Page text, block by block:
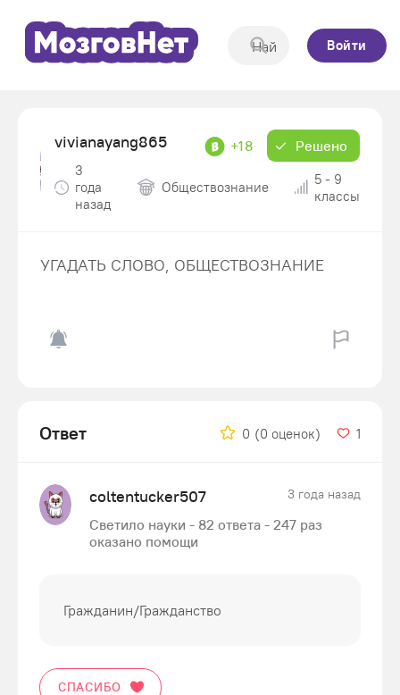
Войти
vivianayang865 +18 Решено
3
года
назад
Обществознание
5 - 9
классы
УГАДАТЬ СЛОВО, ОБЩЕСТВОЗНАНИЕ
Ответ 0 (0 оценок) 1
coltentucker507 3 года назад
Светило науки - 82 ответа - 247 раз
оказано помощи
Гражданин/Гражданство
СПАСИБО